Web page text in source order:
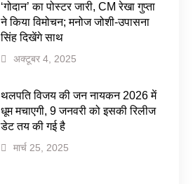
‘गोदान’ का पोस्टर जारी, CM रेखा गुप्ता
ने किया विमोचन; मनोज जोशी-उपासना
सिंह दिखेंगे साथ
अक्टूबर 4, 2025
थलपति विजय की जन नायकन 2026 में
धूम मचाएगी, 9 जनवरी को इसकी रिलीज
डेट तय की गई है
मार्च 25, 2025